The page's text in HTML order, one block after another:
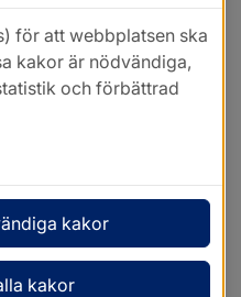
för att webbplatsen ska
kakor är nödvändiga,
och förbättrad
kakor
kakor